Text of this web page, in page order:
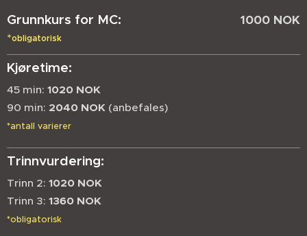
Grunnkurs for MC:
*obligatorisk
1000 NOK
Kjøretime:
45 min: 1020 NOK
90 min: 2040 NOK (anbefales)
*antall varierer
Trinnvurdering:
Trinn 2: 1020 NOK
Trinn 3: 1360 NOK
*obligatorisk